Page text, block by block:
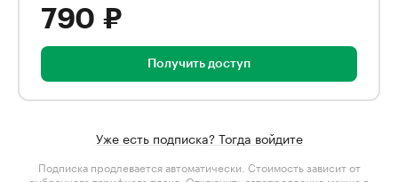
790 ₽
Получить доступ
Уже есть подписка? Тогда войдите
Подписка продлевается автоматически. Стоимость зависит от